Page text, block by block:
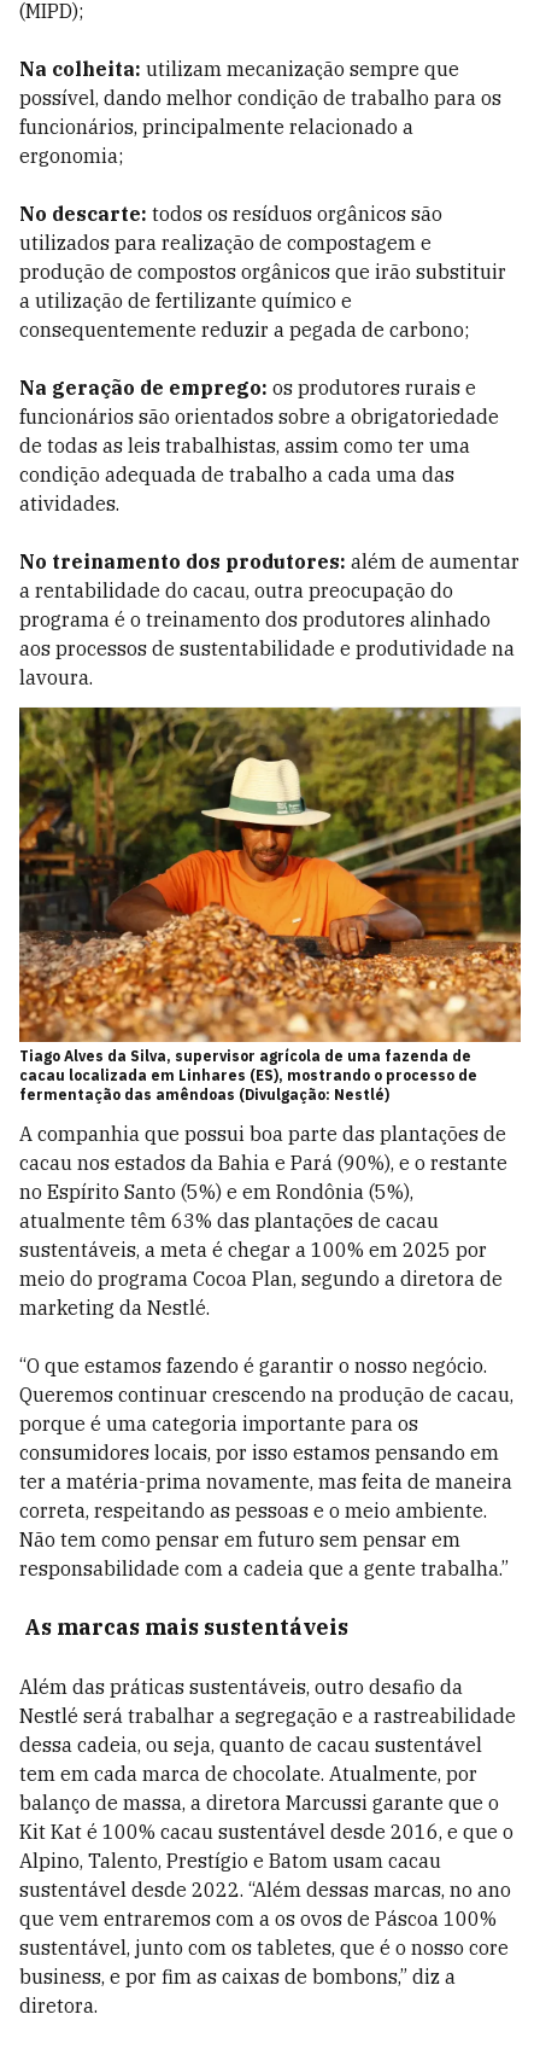
(MIPD);
Na colheita: utilizam mecanização sempre que
possível, dando melhor condição de trabalho para os
funcionários, principalmente relacionado a
ergonomia;
No descarte: todos os resíduos orgânicos são
utilizados para realização de compostagem e
produção de compostos orgânicos que irão substituir
a utilização de fertilizante químico e
consequentemente reduzir a pegada de carbono;
Na geração de emprego: os produtores rurais e
funcionários são orientados sobre a obrigatoriedade
de todas as leis trabalhistas, assim como ter uma
condição adequada de trabalho a cada uma das
atividades.
No treinamento dos produtores: além de aumentar
a rentabilidade do cacau, outra preocupação do
programa é o treinamento dos produtores alinhado
aos processos de sustentabilidade e produtividade na
lavoura.
Tiago Alves da Silva, supervisor agrícola de uma fazenda de
cacau localizada em Linhares (ES), mostrando o processo de
fermentação das amêndoas (Divulgação: Nestlé)
A companhia que possui boa parte das plantações de
cacau nos estados da Bahia e Pará (90%), e o restante
no Espírito Santo (5%) e em Rondônia (5%),
atualmente têm 63% das plantações de cacau
sustentáveis, a meta é chegar a 100% em 2025 por
meio do programa Cocoa Plan, segundo a diretora de
marketing da Nestlé.
“O que estamos fazendo é garantir o nosso negócio.
Queremos continuar crescendo na produção de cacau,
porque é uma categoria importante para os
consumidores locais, por isso estamos pensando em
ter a matéria-prima novamente, mas feita de maneira
correta, respeitando as pessoas e o meio ambiente.
Não tem como pensar em futuro sem pensar em
responsabilidade com a cadeia que a gente trabalha.”
As marcas mais sustentáveis
Além das práticas sustentáveis, outro desafio da
Nestlé será trabalhar a segregação e a rastreabilidade
dessa cadeia, ou seja, quanto de cacau sustentável
tem em cada marca de chocolate. Atualmente, por
balanço de massa, a diretora Marcussi garante que o
Kit Kat é 100% cacau sustentável desde 2016, e que o
Alpino, Talento, Prestígio e Batom usam cacau
sustentável desde 2022. “Além dessas marcas, no ano
que vem entraremos com a os ovos de Páscoa 100%
sustentável, junto com os tabletes, que é o nosso core
business, e por fim as caixas de bombons,” diz a
diretora.